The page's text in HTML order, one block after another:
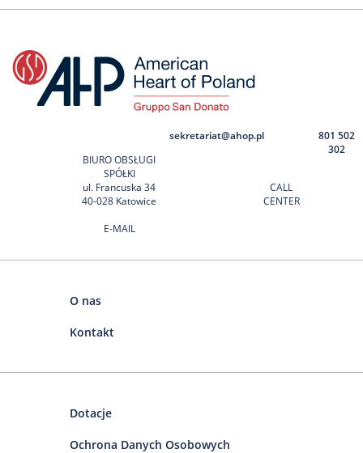
BIURO OBSŁUGI
SPÓŁKI
ul. Francuska 34
40-028 Katowice
E-MAIL
sekretariat@ahop.pl
CALL
CENTER
801 502
302
O nas
Kontakt
Dotacje
Ochrona Danych Osobowych